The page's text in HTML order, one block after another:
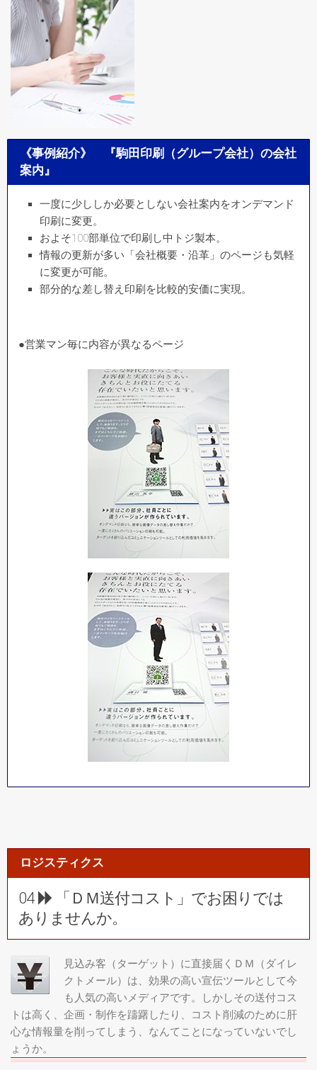
《事例紹介》 『駒田印刷（グループ会社）の会社
案内』
一度に少ししか必要としない会社案内をオンデマンド
印刷に変更。
およそ100部単位で印刷し中トジ製本。
情報の更新が多い「会社概要・沿革」のページも気軽
に変更が可能。
部分的な差し替え印刷を比較的安価に実現。
●営業マン毎に内容が異なるページ
ロジスティクス
04
「ＤＭ送付コスト」でお困りでは
ありませんか。
見込み客（ターゲット）に直接届くＤＭ（ダイレ
クトメール）は、効果の高い宣伝ツールとして今
も人気の高いメディアです。しかしその送付コス
トは高く、企画・制作を躊躇したり、コスト削減のために肝
心な情報量を削ってしまう、なんてことになっていないでし
ょうか。